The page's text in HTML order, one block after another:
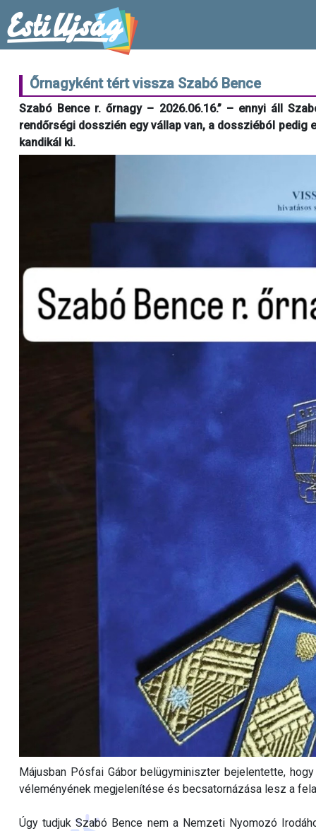
Őrnagyként tért vissza Szabó Bence
Szabó Bence r. őrnagy – 2026.06.16.” – ennyi áll
rendőrségi dosszién egy vállap van, a dossziéból
kandikál ki.
Májusban Pósfai Gábor belügyminiszter bejelentette,
véleményének megjelenítése és becsatornázása lesz a
Úgy tudjuk Szabó Bence nem a Nemzeti Nyomozó